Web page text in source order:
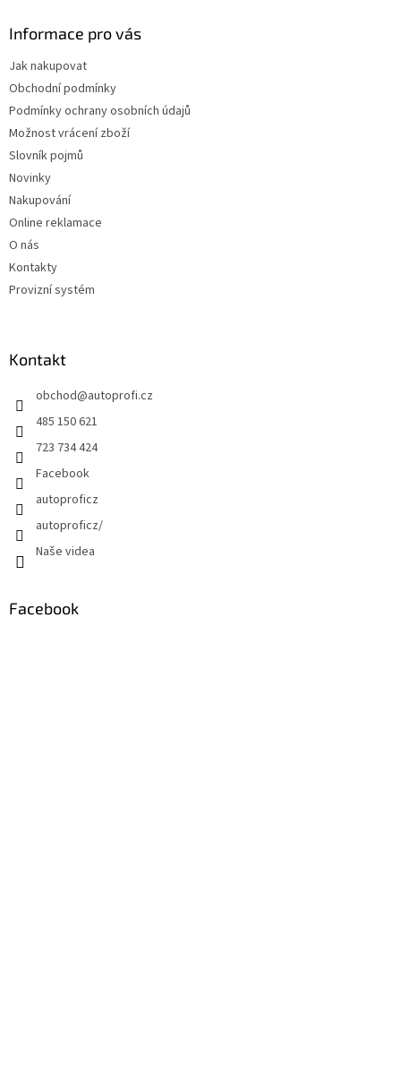
Informace pro vás
Jak nakupovat
Obchodní podmínky
Podmínky ochrany osobních údajů
Možnost vrácení zboží
Slovník pojmů
Novinky
Nakupování
Online reklamace
O nás
Kontakty
Provizní systém
Kontakt
obchod@autoprofi.cz
485 150 621
723 734 424
Facebook
autoproficz
autoproficz/
Naše videa
Facebook